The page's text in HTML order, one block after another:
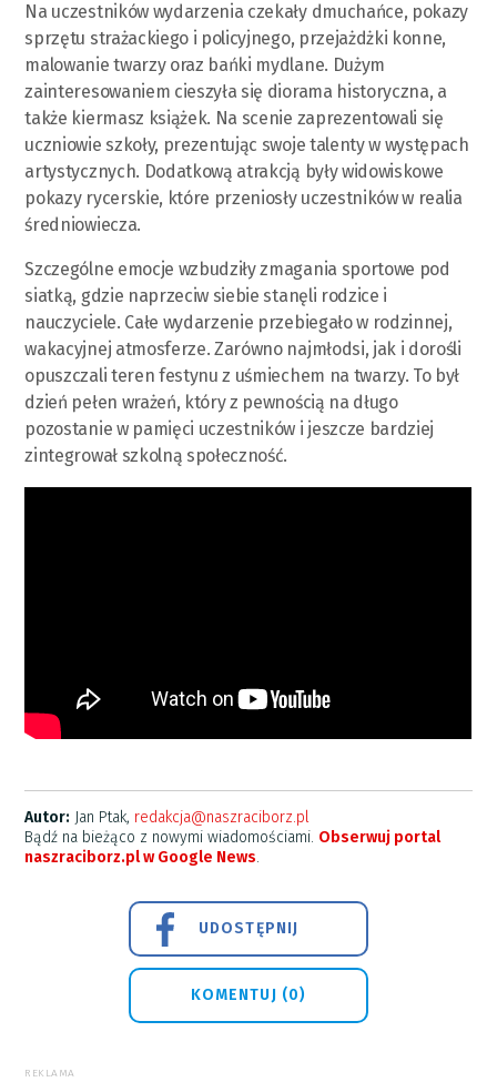
Na uczestników wydarzenia czekały dmuchańce, pokazy
sprzętu strażackiego i policyjnego, przejażdżki konne,
malowanie twarzy oraz bańki mydlane. Dużym
zainteresowaniem cieszyła się diorama historyczna, a
także kiermasz książek. Na scenie zaprezentowali się
uczniowie szkoły, prezentując swoje talenty w występach
artystycznych. Dodatkową atrakcją były widowiskowe
pokazy rycerskie, które przeniosły uczestników w realia
średniowiecza.
Szczególne emocje wzbudziły zmagania sportowe pod
siatką, gdzie naprzeciw siebie stanęli rodzice i
nauczyciele. Całe wydarzenie przebiegało w rodzinnej,
wakacyjnej atmosferze. Zarówno najmłodsi, jak i dorośli
opuszczali teren festynu z uśmiechem na twarzy. To był
dzień pełen wrażeń, który z pewnością na długo
pozostanie w pamięci uczestników i jeszcze bardziej
zintegrował szkolną społeczność.
Autor: Jan Ptak, redakcja@naszraciborz.pl
Bądź na bieżąco z nowymi wiadomościami. Obserwuj portal
naszraciborz.pl w Google News.
UDOSTĘPNIJ
KOMENTUJ (0)
REKLAMA